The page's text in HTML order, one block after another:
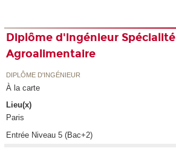
Diplôme d'ingénieur Spécialité
Agroalimentaire
DIPLÔME D'INGÉNIEUR
À la carte
Lieu(x)
Paris
Entrée Niveau 5 (Bac+2)